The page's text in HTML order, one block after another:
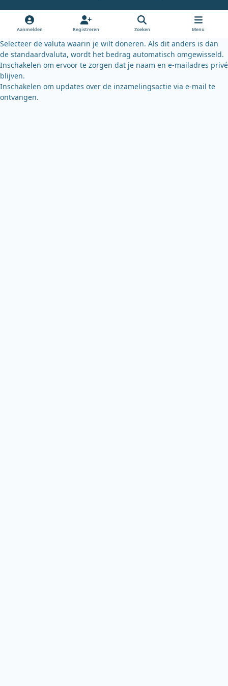
k
k
y
Aanmelden Registreren Zoeken Menu
Selecteer de valuta waarin je wilt doneren. Als dit anders is dan
de standaardvaluta, wordt het bedrag automatisch omgewisseld.
Inschakelen om ervoor te zorgen dat je naam en e-mailadres privé
blijven.
Inschakelen om updates over de inzamelingsactie via e-mail te
ontvangen.